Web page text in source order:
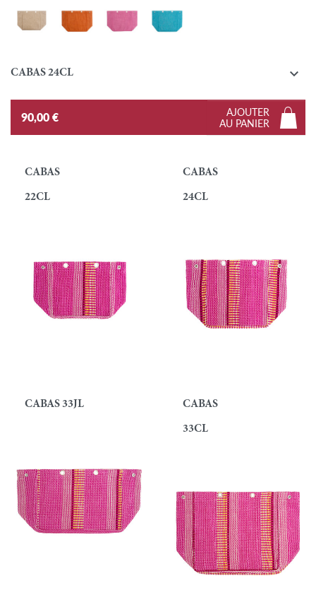
Linoko Lina - OrangeLina - RoseLina - Turquoise
CABAS 24CL 
90,00 €
AJOUTER
AU PANIER
CABAS
22CL
CABAS
24CL
CABAS 33JL CABAS
33CL